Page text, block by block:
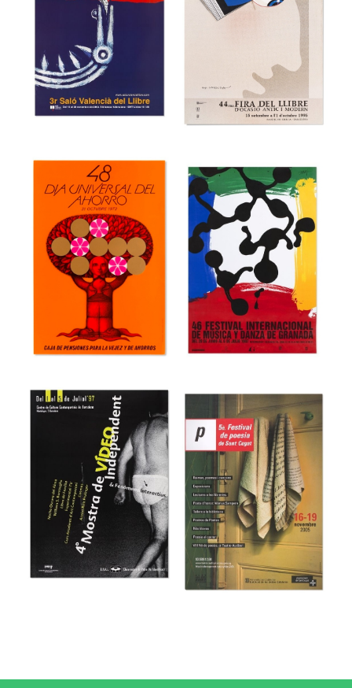
36a Feria
Internacional del
Mueble de
Valencia
Museu del Disseny de Barcelona
39 Festival
internacional de
cine de Gijón
Museu del Disseny de Barcelona
3r Saló Valencià
del Llibre
Museu del Disseny de Barcelona
44 Fira del Llibre
d’ocasió antic i
modern
Museu del Disseny de Barcelona
48 Día Universal
del Ahorro
Museu del Disseny de Barcelona
46e Festival
Internacional de
Música y Danza
de Granada
Museu del Disseny de Barcelona